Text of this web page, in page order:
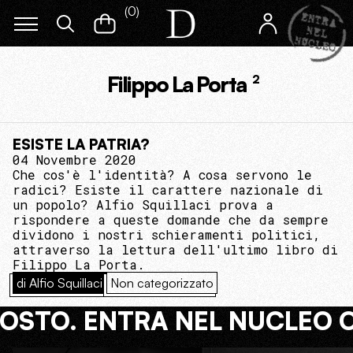
(0)
Filippo La Porta 2
ESISTE LA PATRIA?
04 Novembre 2020
Che cos'è l'identità? A cosa servono le
radici? Esiste il carattere nazionale di
un popolo? Alfio Squillaci prova a
rispondere a queste domande che da sempre
dividono i nostri schieramenti politici,
attraverso la lettura dell'ultimo libro di
Filippo La Porta.
di Alfio Squillaci Non categorizzato
ENTRA NEL NUCLEO